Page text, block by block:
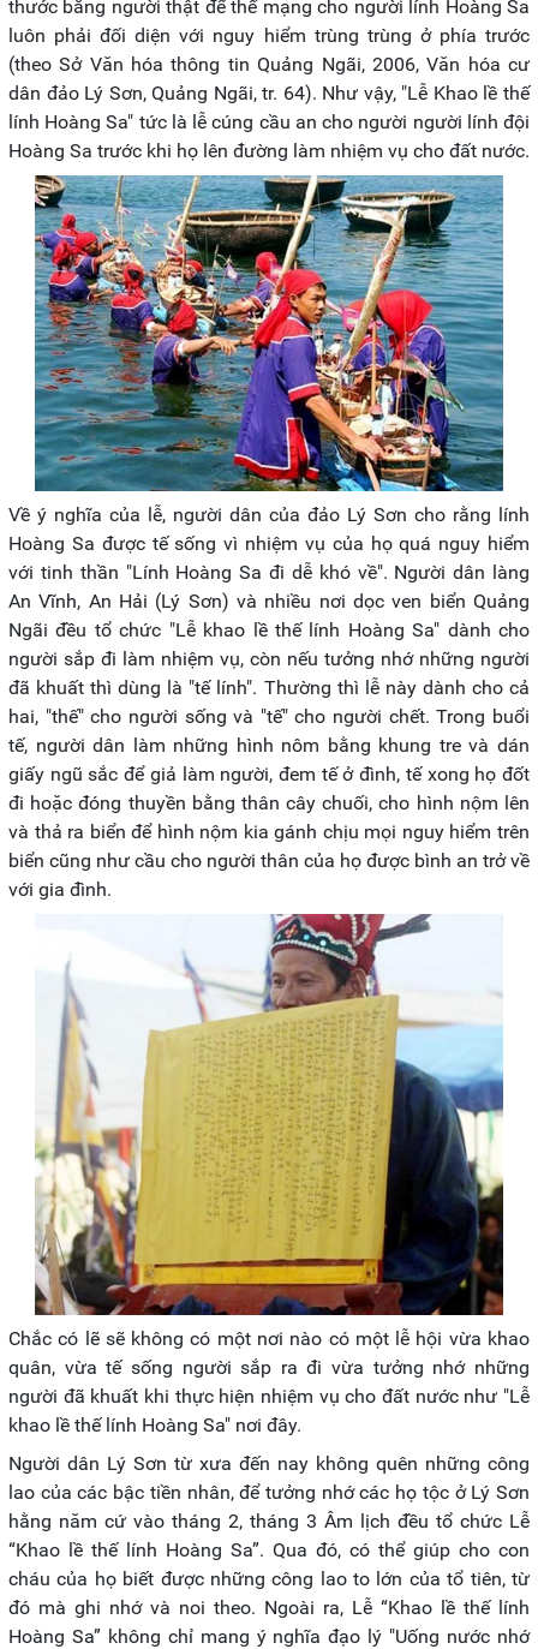
thước bằng người thật để thế mạng cho người lính Hoàng Sa
luôn phải đối diện với nguy hiểm trùng trùng ở phía trước
(theo Sở Văn hóa thông tin Quảng Ngãi, 2006, Văn hóa cư
dân đảo Lý Sơn, Quảng Ngãi, tr. 64). Như vậy, "Lễ Khao lề thế
lính Hoàng Sa" tức là lễ cúng cầu an cho người người lính đội
Hoàng Sa trước khi họ lên đường làm nhiệm vụ cho đất nước.
Về ý nghĩa của lễ, người dân của đảo Lý Sơn cho rằng lính
Hoàng Sa được tế sống vì nhiệm vụ của họ quá nguy hiểm
với tinh thần "Lính Hoàng Sa đi dễ khó về". Người dân làng
An Vĩnh, An Hải (Lý Sơn) và nhiều nơi dọc ven biển Quảng
Ngãi đều tổ chức "Lễ khao lề thế lính Hoàng Sa" dành cho
người sắp đi làm nhiệm vụ, còn nếu tưởng nhớ những người
đã khuất thì dùng là "tế lính". Thường thì lễ này dành cho cả
hai, "thế" cho người sống và "tế" cho người chết. Trong buổi
tế, người dân làm những hình nôm bằng khung tre và dán
giấy ngũ sắc để giả làm người, đem tế ở đình, tế xong họ đốt
đi hoặc đóng thuyền bằng thân cây chuối, cho hình nộm lên
và thả ra biển để hình nộm kia gánh chịu mọi nguy hiểm trên
biển cũng như cầu cho người thân của họ được bình an trở về
với gia đình.
Chắc có lẽ sẽ không có một nơi nào có một lễ hội vừa khao
quân, vừa tế sống người sắp ra đi vừa tưởng nhớ những
người đã khuất khi thực hiện nhiệm vụ cho đất nước như "Lễ
khao lề thế lính Hoàng Sa" nơi đây.
Người dân Lý Sơn từ xưa đến nay không quên những công
lao của các bậc tiền nhân, để tưởng nhớ các họ tộc ở Lý Sơn
hằng năm cứ vào tháng 2, tháng 3 Âm lịch đều tổ chức Lễ
“Khao lề thế lính Hoàng Sa”. Qua đó, có thể giúp cho con
cháu của họ biết được những công lao to lớn của tổ tiên, từ
đó mà ghi nhớ và noi theo. Ngoài ra, Lễ “Khao lề thế lính
Hoàng Sa” không chỉ mang ý nghĩa đạo lý "Uống nước nhớ